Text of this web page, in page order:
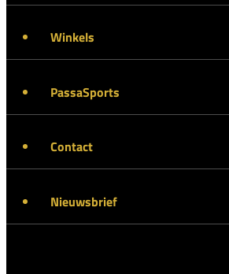
Winkels
PassaSports
Contact
Nieuwsbrief